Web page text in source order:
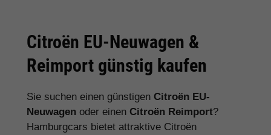
Citroën EU-Neuwagen &
Reimport günstig kaufen
Sie suchen einen günstigen Citroën EU-
Neuwagen oder einen Citroën Reimport?
Hamburgcars bietet attraktive Citroën